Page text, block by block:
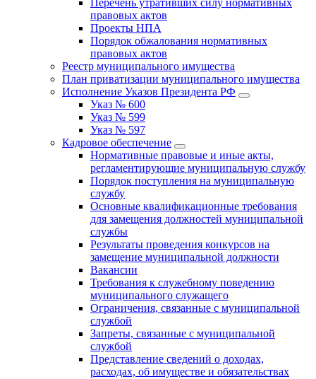
Перечень утративших силу нормативных
правовых актов
Проекты НПА
Порядок обжалования нормативных
правовых актов
Реестр муниципального имущества
План приватизации муниципального имущества
Исполнение Указов Президента РФ
Указ № 600
Указ № 599
Указ № 597
Кадровое обеспечение
Нормативные правовые и иные акты,
регламентирующие муниципальную службу
Порядок поступления на муниципальную
службу
Основные квалификационные требования
для замещения должностей муниципальной
службы
Результаты проведения конкурсов на
замещение муниципальной должности
Вакансии
Требования к служебному поведению
муниципального служащего
Ограничения, связанные с муниципальной
службой
Запреты, связанные с муниципальной
службой
Представление сведений о доходах,
расходах, об имуществе и обязательствах